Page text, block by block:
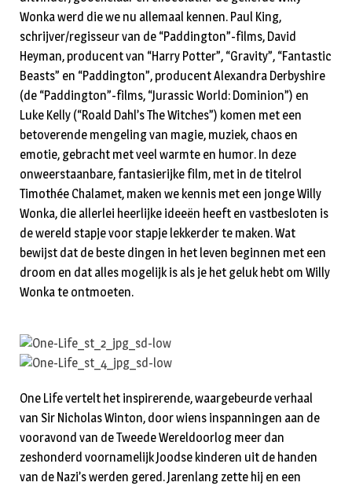
Wonka werd die we nu allemaal kennen. Paul King,
schrijver/regisseur van de “Paddington”-films, David
Heyman, producent van “Harry Potter”, “Gravity”, “Fantastic
Beasts” en “Paddington”, producent Alexandra Derbyshire
(de “Paddington”-films, “Jurassic World: Dominion”) en
Luke Kelly (“Roald Dahl’s The Witches”) komen met een
betoverende mengeling van magie, muziek, chaos en
emotie, gebracht met veel warmte en humor. In deze
onweerstaanbare, fantasierijke film, met in de titelrol
Timothée Chalamet, maken we kennis met een jonge Willy
Wonka, die allerlei heerlijke ideeën heeft en vastbesloten is
de wereld stapje voor stapje lekkerder te maken. Wat
bewijst dat de beste dingen in het leven beginnen met een
droom en dat alles mogelijk is als je het geluk hebt om Willy
Wonka te ontmoeten.
One Life vertelt het inspirerende, waargebeurde verhaal
van Sir Nicholas Winton, door wiens inspanningen aan de
vooravond van de Tweede Wereldoorlog meer dan
zeshonderd voornamelijk Joodse kinderen uit de handen
van de Nazi’s werden gered. Jarenlang zette hij en een